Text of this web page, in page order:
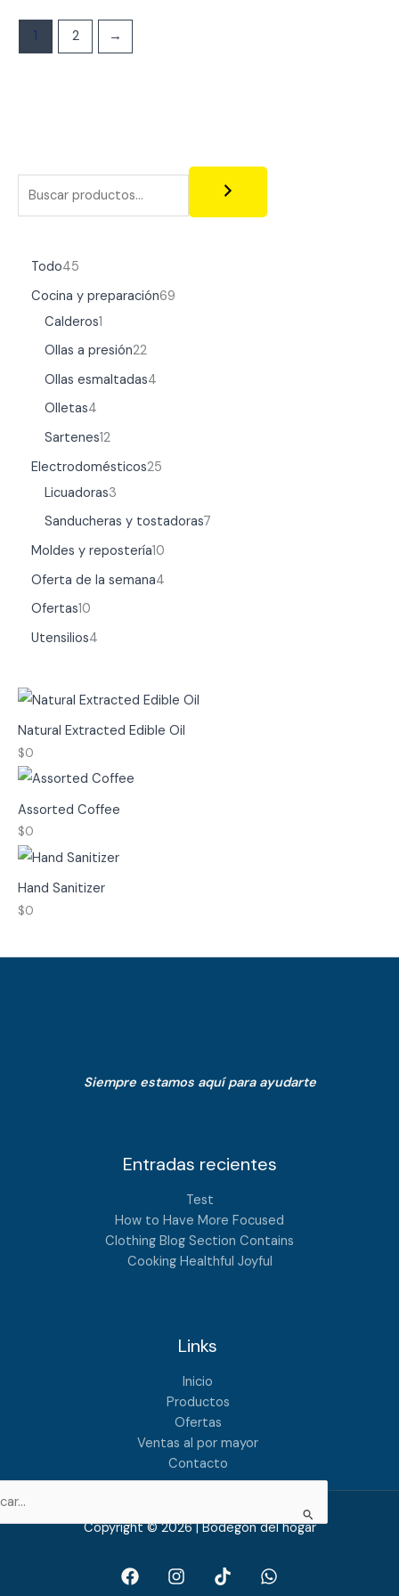
Todo45
Cocina y preparación69
Calderos1
Ollas a presión22
Ollas esmaltadas4
Olletas4
Sartenes12
Electrodomésticos25
Licuadoras3
Sanducheras y tostadoras7
Moldes y repostería10
Oferta de la semana4
Ofertas10
Utensilios4
Natural Extracted Edible Oil
$0
Assorted Coffee
$0
Hand Sanitizer
$0
1 2 →
Siempre estamos aquí para ayudarte
Entradas recientes
Test
How to Have More Focused
Clothing Blog Section Contains
Cooking Healthful Joyful
Links
Inicio
Productos
Ofertas
Ventas al por mayor
Contacto
Copyright © 2026 | Bodegón del hogar